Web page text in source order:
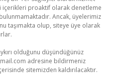
içerikleri proaktif olarak denetleme
Ancak, üyelerimiz
taşımakta olup, siteye üye olarak
olduğunu düşündüğünüz
adresine bildirmeniz
sitemizden kaldırılacaktır.